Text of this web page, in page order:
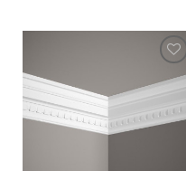
ønskeliste